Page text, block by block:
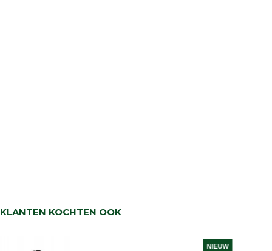
KLANTEN KOCHTEN OOK